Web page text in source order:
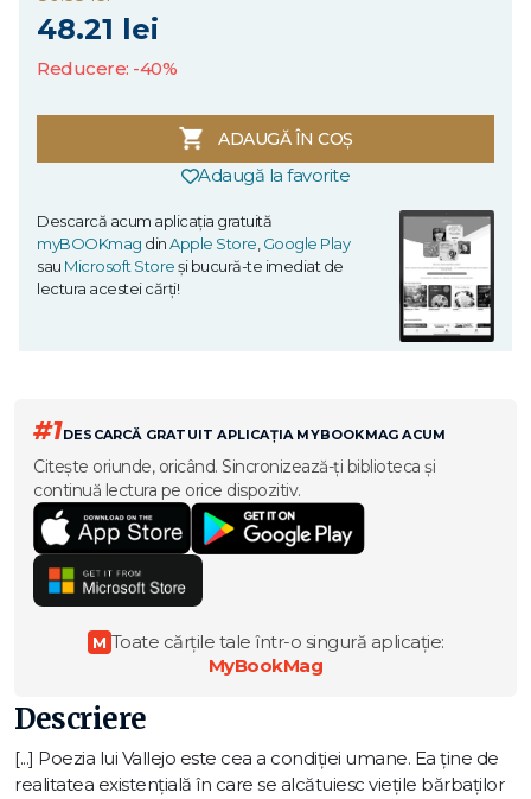
48.21 lei
Reducere: -40%
ADAUGĂ ÎN COȘ
Adaugă la favorite
Descarcă acum aplicația gratuită
myBOOKmag dinApple Store,Google Play
sau Microsoft Storeși bucură-te imediat de
lectura acestei cărți!
#1DESCARCĂ GRATUIT APLICAȚIA MYBOOKMAG ACUM
Citește oriunde, oricând. Sincronizează-ți biblioteca și
continuă lectura pe orice dispozitiv.
M Toate cărțile tale într-o singură aplicație:
MyBookMag
Descriere
[...] Poezia lui Vallejo este cea a condiției umane. Ea ține de
realitatea existențială în care se alcătuiesc viețile bărbaților